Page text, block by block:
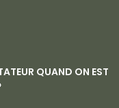
QUAND ON EST